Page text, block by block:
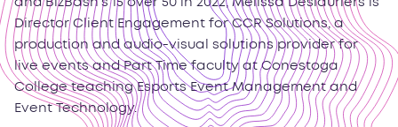
Director Client Engagement for CCR Solutions, a
production and audio-visual solutions provider for
live events and Part Time faculty at Conestoga
College teaching Esports Event Management and
Event Technology.